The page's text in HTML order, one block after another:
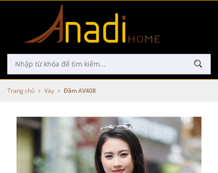
Trang chủ Váy Đầm AV408